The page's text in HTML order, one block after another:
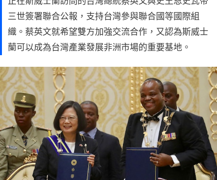
三世簽署聯合公報，支持台灣參與聯合國等國際組
織。蔡英文就希望雙方加強交流合作，又認為斯威士
蘭可以成為台灣產業發展非洲市場的重要基地。